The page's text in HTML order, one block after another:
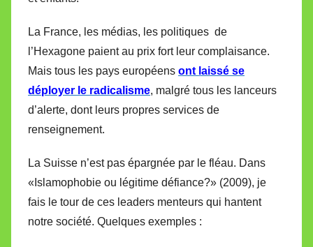
La France, les médias, les politiques de
l’Hexagone paient au prix fort leur complaisance.
Mais tous les pays européens ont laissé se
déployer le radicalisme, malgré tous les lanceurs
d’alerte, dont leurs propres services de
renseignement.
La Suisse n’est pas épargnée par le fléau. Dans
«Islamophobie ou légitime défiance?» (2009), je
fais le tour de ces leaders menteurs qui hantent
notre société. Quelques exemples :